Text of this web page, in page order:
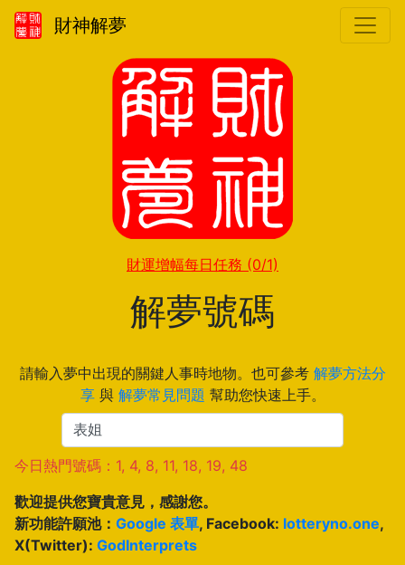
財神解夢
財運增幅每日任務 (0/1)
解夢號碼
請輸入夢中出現的關鍵人事時地物。也可參考 解夢方法分
享與 解夢常見問題 幫助您快速上手。
今日熱門號碼：1, 4, 8, 11, 18, 19, 48
歡迎提供您寶貴意見，感謝您。
新功能許願池： Google 表單, Facebook: lotteryno.one,
X(Twitter): GodInterprets